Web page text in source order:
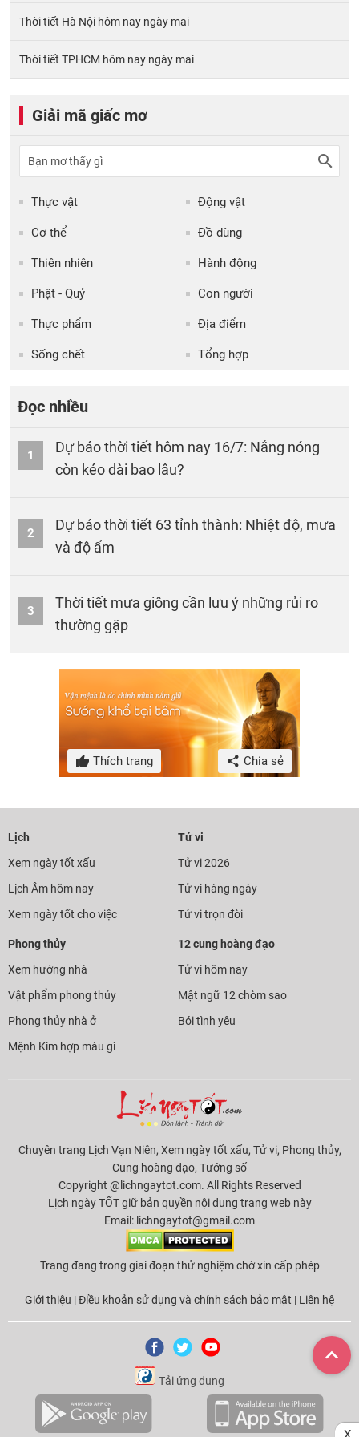
Thời tiết Hà Nội hôm nay ngày mai
Thời tiết TPHCM hôm nay ngày mai
Giải mã giấc mơ
Thực vật Động vật
Cơ thể Đồ dùng
Thiên nhiên Hành động
Phật - Quỷ Con người
Thực phẩm Địa điểm
Sống chết Tổng hợp
Đọc nhiều
1
Dự báo thời tiết hôm nay 16/7: Nắng nóng
còn kéo dài bao lâu?
2
Dự báo thời tiết 63 tỉnh thành: Nhiệt độ, mưa
và độ ẩm
3
Thời tiết mưa giông cần lưu ý những rủi ro
thường gặp
Thích trang Chia sẻ
Lịch
Xem ngày tốt xấu
Lịch Âm hôm nay
Xem ngày tốt cho việc
Tử vi
Tử vi 2026
Tử vi hàng ngày
Tử vi trọn đời
Phong thủy
Xem hướng nhà
Vật phẩm phong thủy
Phong thủy nhà ở
Mệnh Kim hợp màu gì
12 cung hoàng đạo
Tử vi hôm nay
Mật ngữ 12 chòm sao
Bói tình yêu
Chuyên trang Lịch Vạn Niên, Xem ngày tốt xấu, Tử vi, Phong thủy,
Cung hoàng đạo, Tướng số
Copyright @lichngaytot.com. All Rights Reserved
Lịch ngày TỐT giữ bản quyền nội dung trang web này
Email: lichngaytot@gmail.com
Trang đang trong giai đoạn thử nghiệm chờ xin cấp phép
Giới thiệu |Điều khoản sử dụng và chính sách bảo mật | Liên hệ
Tải ứng dụng